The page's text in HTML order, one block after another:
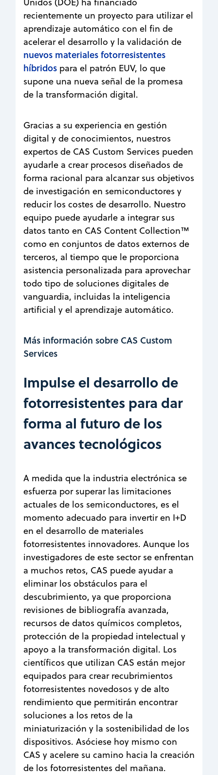
recientemente un proyecto para utilizar el
aprendizaje automático con el fin de
acelerar el desarrollo y la validación de
nuevos materiales fotorresistentes
híbridos para el patrón EUV, lo que
supone una nueva señal de la promesa
de la transformación digital.
Gracias a su experiencia en gestión
digital y de conocimientos, nuestros
expertos de CAS Custom Services pueden
ayudarle a crear procesos diseñados de
forma racional para alcanzar sus objetivos
de investigación en semiconductores y
reducir los costes de desarrollo. Nuestro
equipo puede ayudarle a integrar sus
datos tanto en CAS Content Collection™
como en conjuntos de datos externos de
terceros, al tiempo que le proporciona
asistencia personalizada para aprovechar
todo tipo de soluciones digitales de
vanguardia, incluidas la inteligencia
artificial y el aprendizaje automático.
Más información sobre CAS Custom
Services
Impulse el desarrollo de
fotorresistentes para dar
forma al futuro de los
avances tecnológicos
A medida que la industria electrónica se
esfuerza por superar las limitaciones
actuales de los semiconductores, es el
momento adecuado para invertir en I+D
en el desarrollo de materiales
fotorresistentes innovadores. Aunque los
investigadores de este sector se enfrentan
a muchos retos, CAS puede ayudar a
eliminar los obstáculos para el
descubrimiento, ya que proporciona
revisiones de bibliografía avanzada,
recursos de datos químicos completos,
protección de la propiedad intelectual y
apoyo a la transformación digital. Los
científicos que utilizan CAS están mejor
equipados para crear recubrimientos
fotorresistentes novedosos y de alto
rendimiento que permitirán encontrar
soluciones a los retos de la
miniaturización y la sostenibilidad de los
dispositivos. Asóciese hoy mismo con
CAS y acelere su camino hacia la creación
de los fotorresistentes del mañana.